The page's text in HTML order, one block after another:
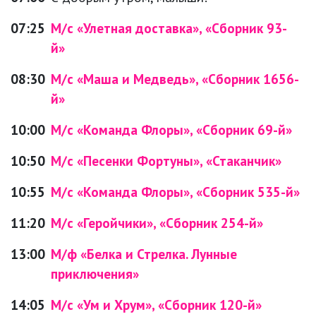
07:25 М/с «Улетная доставка», «Сборник 93-
й»
08:30 М/с «Маша и Медведь», «Сборник 1656-
й»
10:00 М/с «Команда Флоры», «Сборник 69-й»
10:50 М/с «Песенки Фортуны», «Стаканчик»
10:55 М/с «Команда Флоры», «Сборник 535-й»
11:20 М/с «Геройчики», «Сборник 254-й»
13:00 М/ф «Белка и Стрелка. Лунные
приключения»
14:05 М/с «Ум и Хрум», «Сборник 120-й»